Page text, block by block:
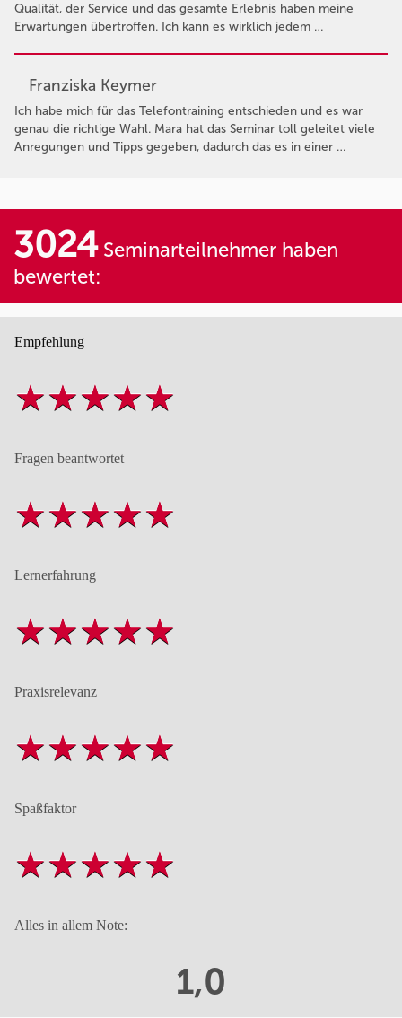
Qualität, der Service und das gesamte Erlebnis haben meine
Erwartungen übertroffen. Ich kann es wirklich jedem …
Franziska Keymer
Ich habe mich für das Telefontraining entschieden und es war
genau die richtige Wahl. Mara hat das Seminar toll geleitet viele
Anregungen und Tipps gegeben, dadurch das es in einer …
3024Seminarteilnehmer haben
bewertet:
Empfehlung
Fragen beantwortet
Lernerfahrung
Praxisrelevanz
Spaßfaktor
Alles in allem Note:
1,0